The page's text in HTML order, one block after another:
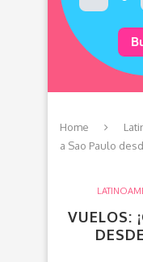
Home
a Sao Paulo
VUELOS: